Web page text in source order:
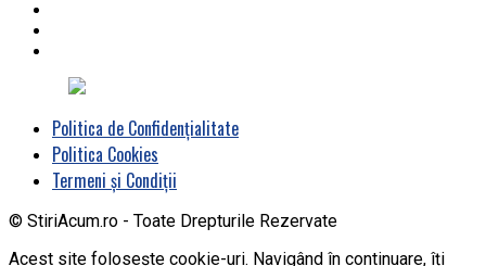
Politica de Confidențialitate
Politica Cookies
Termeni și Condiții
© StiriAcum.ro - Toate Drepturile Rezervate
Acest site folosește cookie-uri. Navigând în continuare, îți